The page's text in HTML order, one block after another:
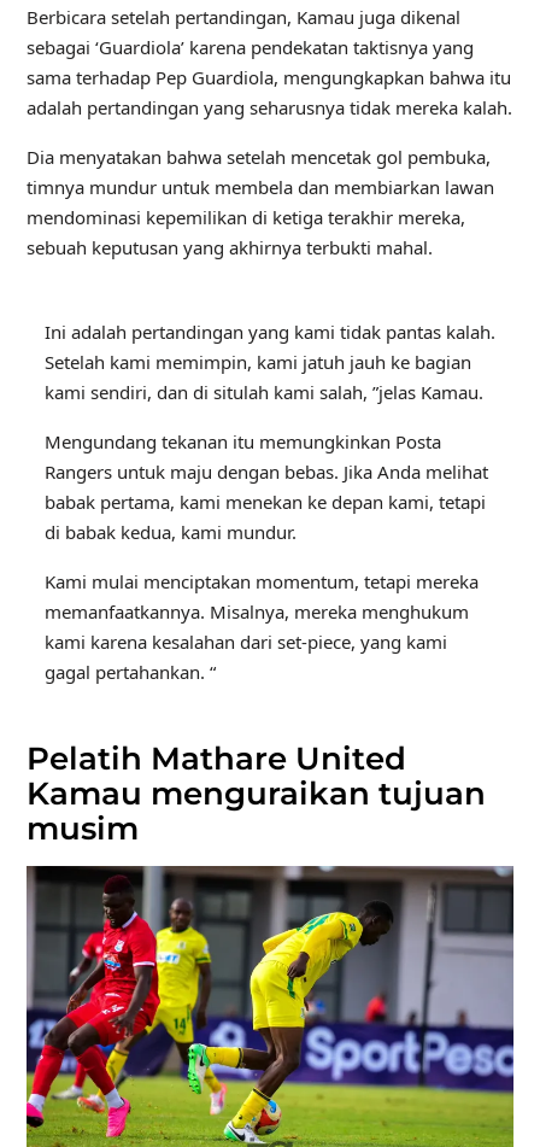
Berbicara setelah pertandingan, Kamau juga dikenal
sebagai ‘Guardiola’ karena pendekatan taktisnya yang
sama terhadap Pep Guardiola, mengungkapkan bahwa itu
adalah pertandingan yang seharusnya tidak mereka kalah.
Dia menyatakan bahwa setelah mencetak gol pembuka,
timnya mundur untuk membela dan membiarkan lawan
mendominasi kepemilikan di ketiga terakhir mereka,
sebuah keputusan yang akhirnya terbukti mahal.
Ini adalah pertandingan yang kami tidak pantas kalah.
Setelah kami memimpin, kami jatuh jauh ke bagian
kami sendiri, dan di situlah kami salah, ”jelas Kamau.
Mengundang tekanan itu memungkinkan Posta
Rangers untuk maju dengan bebas. Jika Anda melihat
babak pertama, kami menekan ke depan kami, tetapi
di babak kedua, kami mundur.
Kami mulai menciptakan momentum, tetapi mereka
memanfaatkannya. Misalnya, mereka menghukum
kami karena kesalahan dari set-piece, yang kami
gagal pertahankan. “
Pelatih Mathare United
Kamau menguraikan tujuan
musim